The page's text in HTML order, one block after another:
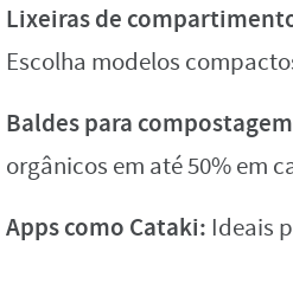
Lixeiras de
Escolha modelos
Baldes para
orgânicos em até 50% em
Apps como Cataki: Ideais